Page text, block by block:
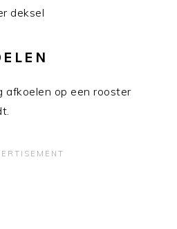
deksel
afkoelen op een rooster